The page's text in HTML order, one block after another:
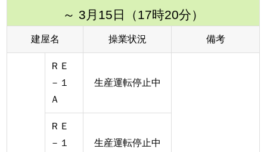
～ 3月15日（17時20分）
建屋名 操業状況 備考
ＲＥ
－１
Ａ
生産運転停止中
ＲＥ
－１
生産運転停止中